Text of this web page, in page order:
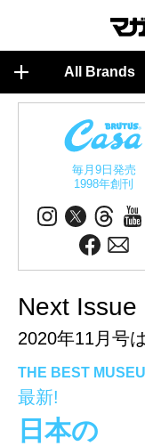
All Brands
毎月9日発売
1998年創刊
Next Issue
2020年11月号
THE BEST
最新!
日本の